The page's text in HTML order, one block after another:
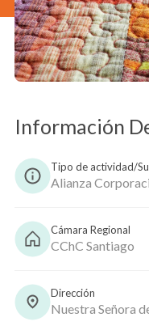
Información
Tipo de actividad/
Alianza
Cámara Regional
CChC Santiago
Dirección
Nuestra Señora
Copiar